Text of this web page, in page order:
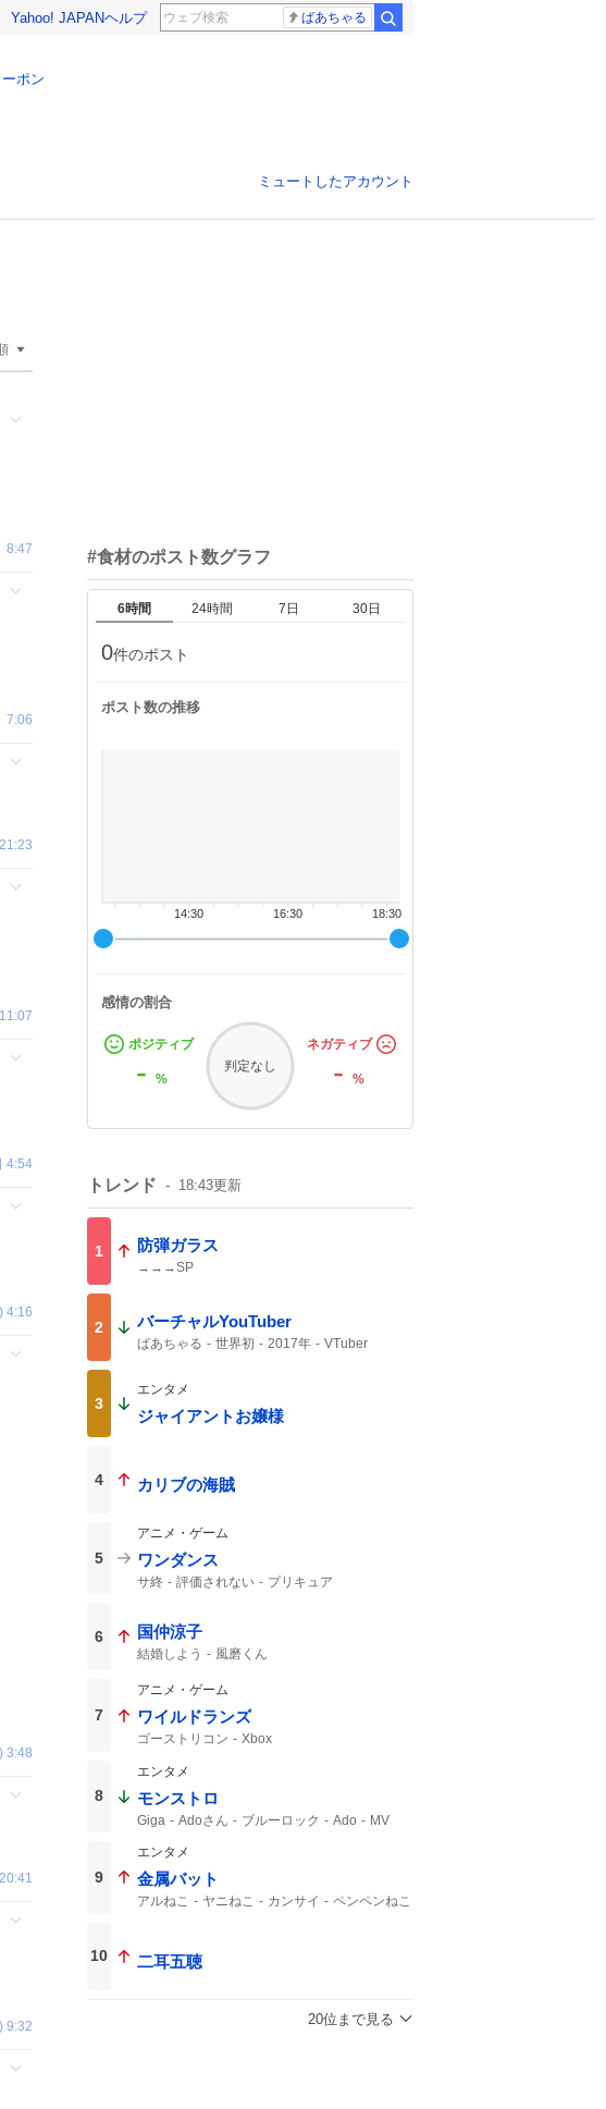
Yahoo! JAPANヘルプ ばあちゃる
ポン
ミュートしたアカウント
8:47
7:06
4:54
4:16
3:48
9:32
#食材のポスト数グラフ
6時間 24時間 7日 30日
0件のポスト
ポスト数の推移
18:30
16:30
14:30
感情の割合
ポジティブ
- %
判定なし
ネガティブ
-%
トレンド 18:43更新
1 防弾ガラス
→→→SP
2 バーチャルYouTuber
ばあちゃる 世界初 2017年
VTuber
3
エンタメ
ジャイアントお嬢様
4 カリブの海賊
5
アニメ・ゲーム
ワンダンス
サ終 評価されない プリキュア
6 国仲涼子
結婚しよう 風磨くん
7
アニメ・ゲーム
ワイルドランズ
ゴーストリコン Xbox
8
エンタメ
モンストロ
Giga Adoさん ブルーロック Ado MV
9
エンタメ
金属バット
アルねこ ヤニねこ カンサイ
ペンペンねこ
10 二耳五聴
20位まで見る